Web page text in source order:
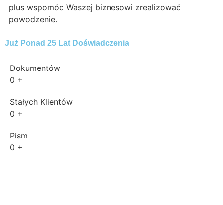
plus wspomóc Waszej biznesowi zrealizować
powodzenie.
Już Ponad 25 Lat Doświadczenia
Dokumentów
0 +
Stałych Klientów
0 +
Pism
0 +